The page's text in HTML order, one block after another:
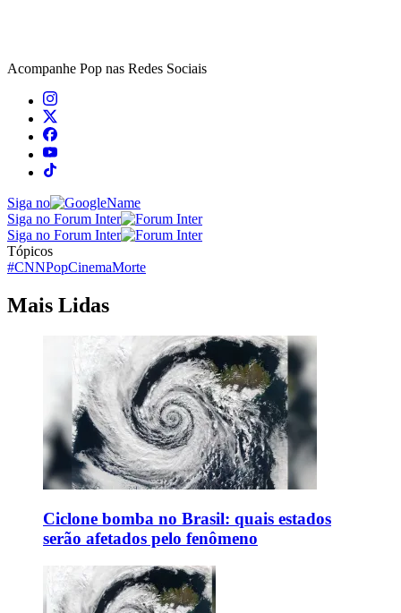
Acompanhe Pop nas Redes Sociais
Siga no
Siga no Forum Inter
Siga no Forum Inter
Tópicos
#CNNPopCinemaMorte
Mais Lidas
Ciclone bomba no Brasil: quais estados
serão afetados pelo fenômeno